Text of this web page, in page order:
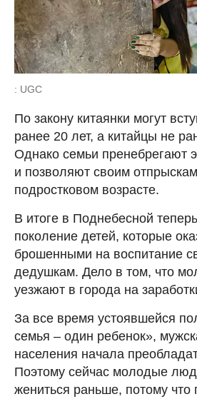
: UGC
По закону китаянки могут
ранее 20 лет, а китайцы не
Однако семьи пренебрегают
и позволяют своим
подростковом возрасте.
В итоге в Поднебесной
поколение детей, которые
брошенными на воспитание
дедушкам. Дело в том, что
уезжают в города на
За все время устоявшейся
семья – один ребенок»,
населения начала
Поэтому сейчас молодые
жениться раньше, потому что